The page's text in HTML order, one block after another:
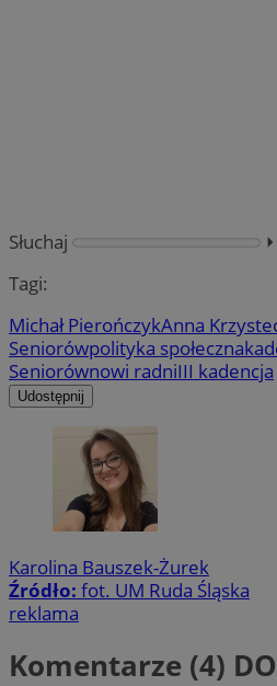
Słuchaj
⏵︎
Tagi:
Michał PierończykAnna
Seniorówpolityka społeczna
Seniorównowi radniIII kadencja
Udostępnij
Karolina Bauszek-Żurek
Źródło: fot. UM Ruda Śląska
reklama
Komentarze (4)